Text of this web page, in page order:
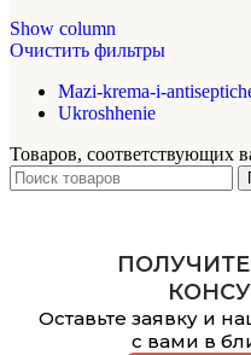
Show column
Очистить фильтры
Mazi-krema-i-
Ukroshhenie
Товаров, соответствующих
Оставьте заявку и
с вами в